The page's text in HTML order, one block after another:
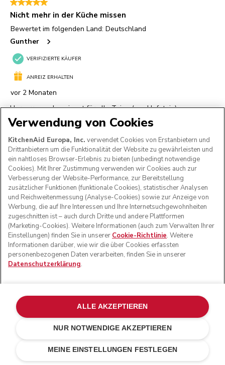
CHF 194.25 einsparen CHF 64.75
Kostenlose Standardlieferung für Bestellungen ab 50
14 Tage kostenlose Rücknahme
100 % sichere Zahlung
Verwendung von Cookies
KitchenAid Europa, Inc. verwendet Cookies von Erstanbietern und
Drittanbietern um die Funktionalität der Website zu gewährleisten und
ein nahtloses Browser-Erlebnis zu bieten (unbedingt notwendige
Cookies). Mit Ihrer Zustimmung verwenden wir Cookies auch zur
Verbesserung der Website-Performance, zur Bereitstellung
zusätzlicher Funktionen (funktionale Cookies), statistischer Analysen
und Reichweitenmessung (Analyse-Cookies) sowie zur Anzeige von
Werbung, die auf Ihre Interessen und Ihre Internetsuchgewohnheiten
zugeschnitten ist – auch durch Dritte und andere Plattformen
(Marketing-Cookies). Weitere Informationen (auch zum Verwalten Ihrer
Einstellungen) finden Sie in unserer Cookie-Richtlinie. Weitere
Informationen darüber, wie wir die über Cookies erfassten
personenbezogenen Daten verarbeiten, finden Sie in unserer
Datenschutzerklärung.
MEINE EINSTELLUNGEN FESTLEGEN
NUR NOTWENDIGE AKZEPTIEREN
ALLE AKZEPTIEREN